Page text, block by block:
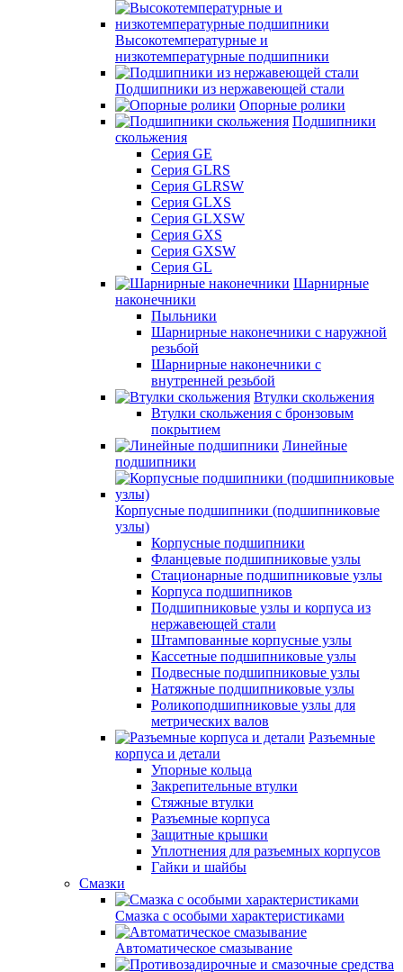
Высокотемпературные и
низкотемпературные подшипники
Подшипники из нержавеющей стали
Опорные ролики
Подшипники
скольжения
Серия GE
Серия GLRS
Серия GLRSW
Серия GLXS
Серия GLXSW
Серия GXS
Серия GXSW
Серия GL
Шарнирные
наконечники
Пыльники
Шарнирные наконечники с наружной
резьбой
Шарнирные наконечники с
внутренней резьбой
Втулки скольжения
Втулки скольжения с бронзовым
покрытием
Линейные
подшипники
Корпусные подшипники (подшипниковые
узлы)
Корпусные подшипники
Фланцевые подшипниковые узлы
Стационарные подшипниковые узлы
Корпуса подшипников
Подшипниковые узлы и корпуса из
нержавеющей стали
Штампованные корпусные узлы
Кассетные подшипниковые узлы
Подвесные подшипниковые узлы
Натяжные подшипниковые узлы
Роликоподшипниковые узлы для
метрических валов
Разъемные
корпуса и детали
Упорные кольца
Закрепительные втулки
Стяжные втулки
Разъемные корпуса
Защитные крышки
Уплотнения для разъемных корпусов
Гайки и шайбы
Смазки
Смазка с особыми характеристиками
Автоматическое смазывание